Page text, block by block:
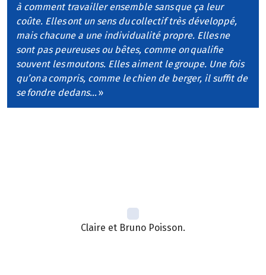
à comment travailler ensemble sans que ça leur
coûte. Elles ont un sens du collectif très développé,
mais chacune a une individualité propre. Elles ne
sont pas peureuses ou bêtes, comme on qualifie
souvent les moutons. Elles aiment le groupe. Une fois
qu’on a compris, comme le chien de berger, il suffit de
se fondre dedans…»
Claire et Bruno Poisson.